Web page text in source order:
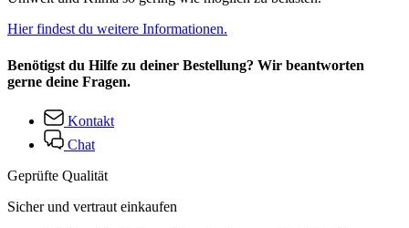
Hier findest du weitere Informationen.
Benötigst du Hilfe zu deiner Bestellung? Wir beantworten
gerne deine Fragen.
Kontakt
Chat
Geprüfte Qualität
Sicher und vertraut einkaufen